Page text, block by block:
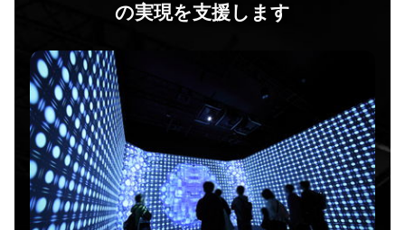
の実現を支援します